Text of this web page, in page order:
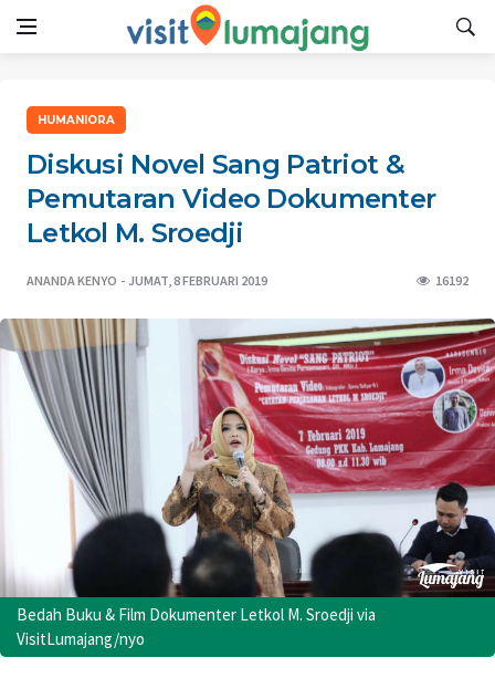
HUMANIORA
Diskusi Novel Sang Patriot &
Pemutaran Video Dokumenter
Letkol M. Sroedji
ANANDA KENYO JUMAT, 8 FEBRUARI 2019 16192
Bedah Buku & Film Dokumenter Letkol M. Sroedji via
VisitLumajang/nyo